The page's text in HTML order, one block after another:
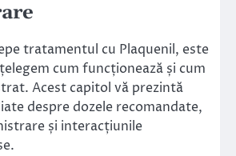
tratamentul cu Plaquenil, este
cum funcționează și cum
Acest capitol vă prezintă
despre dozele recomandate,
și interacțiunile